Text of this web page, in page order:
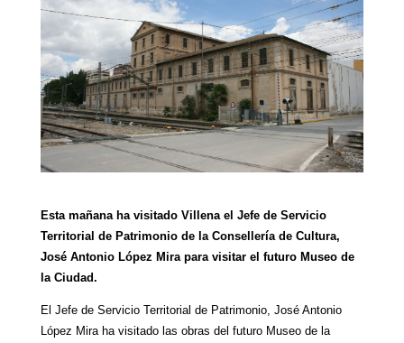
Esta mañana ha visitado Villena el Jefe de Servicio
Territorial de Patrimonio de la Consellería de Cultura,
José Antonio López Mira para visitar el futuro Museo de
la Ciudad.
El Jefe de Servicio Territorial de Patrimonio, José Antonio
López Mira ha visitado las obras del futuro Museo de la